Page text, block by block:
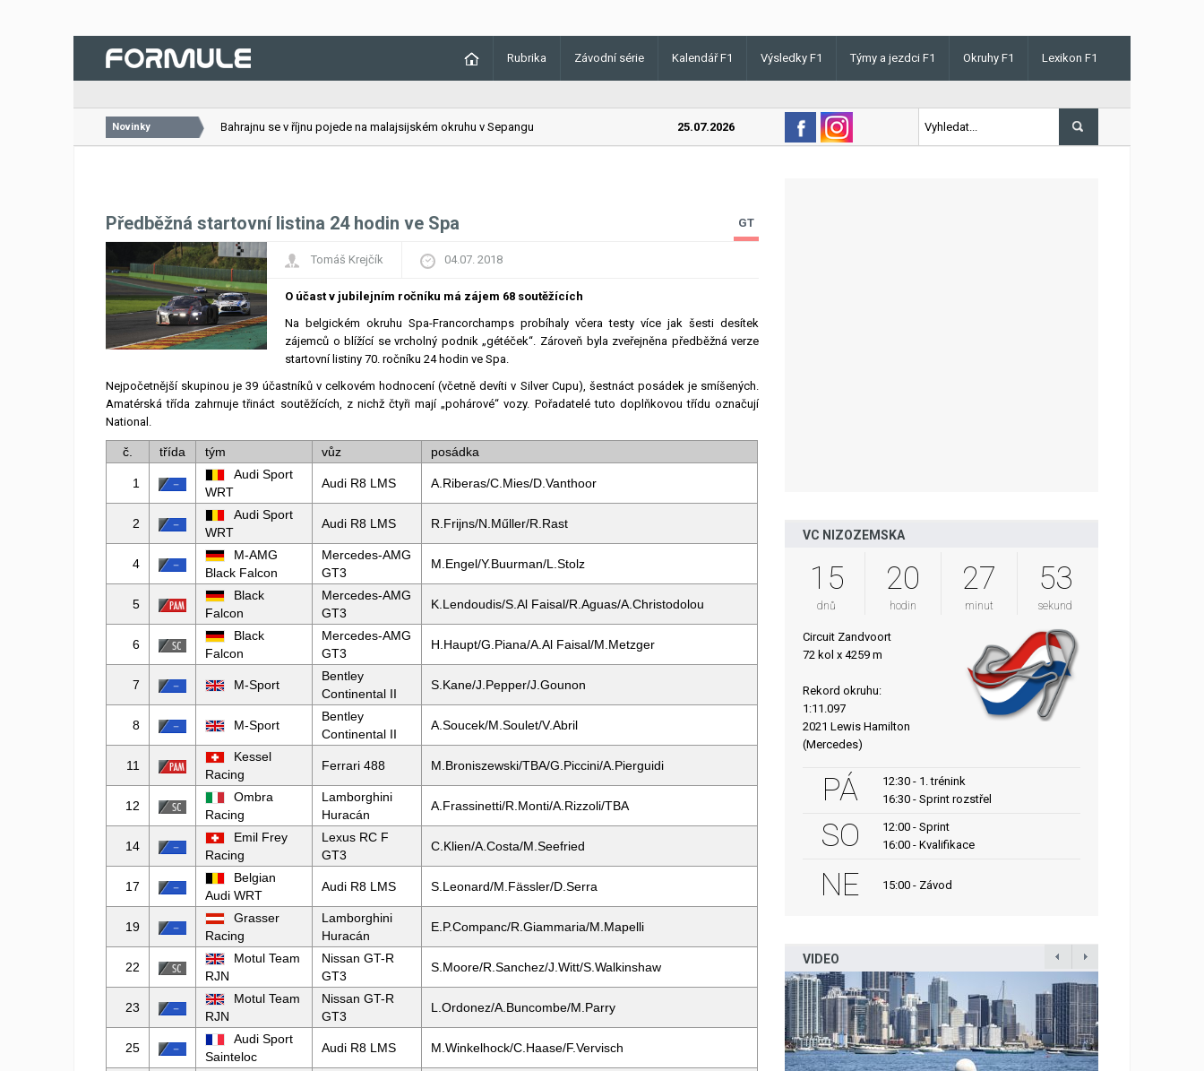
Rubrika Závodní série Kalendář F1 Výsledky F1 Týmy a jezdci F1 Okruhy F1 Lexikon F1
Novinky
26.07.2026 VC Bahrajnu se v říjnu pojede na malajsijském okruhu v Sepangu 25.07.2026 Lando Norris v Maďarsku letos poprvé vyhrál kvalifikaci
Předběžná startovní listina 24 hodin ve Spa GT
Tomáš Krejčík 04.07. 2018
O účast v jubilejním ročníku má zájem 68 soutěžících
Na belgickém okruhu Spa-Francorchamps probíhaly včera testy více jak šesti desítek
zájemců o blížící se vrcholný podnik „gétéček“. Zároveň byla zveřejněna předběžná verze
startovní listiny 70. ročníku 24 hodin ve Spa.
Nejpočetnější skupinou je 39 účastníků v celkovém hodnocení (včetně devíti v Silver Cupu), šestnáct posádek je smíšených.
Amatérská třída zahrnuje třináct soutěžících, z nichž čtyři mají „pohárové“ vozy. Pořadatelé tuto doplňkovou třídu označují
National.
č. třída tým vůz posádka
1
Audi Sport
WRT
Audi R8 LMS A.Riberas/C.Mies/D.Vanthoor
2
Audi Sport
WRT
Audi R8 LMS R.Frijns/N.Műller/R.Rast
4
M-AMG
Black Falcon
Mercedes-AMG
GT3
M.Engel/Y.Buurman/L.Stolz
5
Black
Falcon
Mercedes-AMG
GT3
K.Lendoudis/S.Al Faisal/R.Aguas/A.Christodolou
6
Black
Falcon
Mercedes-AMG
GT3
H.Haupt/G.Piana/A.Al Faisal/M.Metzger
7 M-Sport
Bentley
Continental II
S.Kane/J.Pepper/J.Gounon
8 M-Sport
Bentley
Continental II
A.Soucek/M.Soulet/V.Abril
11
Kessel
Racing
Ferrari 488 M.Broniszewski/TBA/G.Piccini/A.Pierguidi
12
Ombra
Racing
Lamborghini
Huracán
A.Frassinetti/R.Monti/A.Rizzoli/TBA
14
Emil Frey
Racing
Lexus RC F
GT3
C.Klien/A.Costa/M.Seefried
17
Belgian
Audi WRT
Audi R8 LMS S.Leonard/M.Fässler/D.Serra
19
Grasser
Racing
Lamborghini
Huracán
E.P.Companc/R.Giammaria/M.Mapelli
22
Motul Team
RJN
Nissan GT-R
GT3
S.Moore/R.Sanchez/J.Witt/S.Walkinshaw
23
Motul Team
RJN
Nissan GT-R
GT3
L.Ordonez/A.Buncombe/M.Parry
25
Audi Sport
Sainteloc
Audi R8 LMS M.Winkelhock/C.Haase/F.Vervisch
VC NIZOZEMSKA
15
dnů
20
hodin
27
minut
52
sekund
Circuit Zandvoort
72 kol x 4259 m
Rekord okruhu:
1:11.097
2021 Lewis Hamilton
(Mercedes)
PÁ
12:30 - 1. trénink
16:30 - Sprint rozstřel
SO
12:00 - Sprint
16:00 - Kvalifikace
NE 15:00 - Závod
VIDEO